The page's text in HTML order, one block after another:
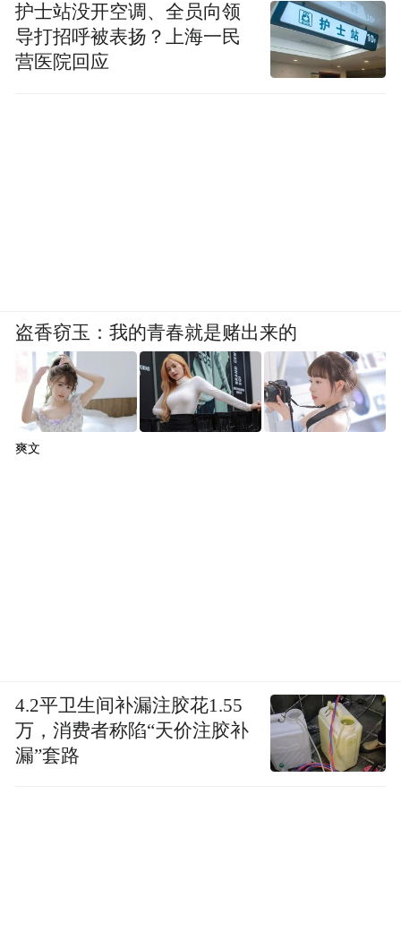
护士站没开空调、全员向领
导打招呼被表扬？上海一民
营医院回应
盗香窃玉：我的青春就是赌出来的
爽文
4.2平卫生间补漏注胶花1.55
万，消费者称陷“天价注胶补
漏”套路